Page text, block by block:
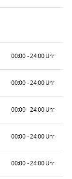
00:00 - 24:00 Uhr
00:00 - 24:00 Uhr
00:00 - 24:00 Uhr
00:00 - 24:00 Uhr
00:00 - 24:00 Uhr